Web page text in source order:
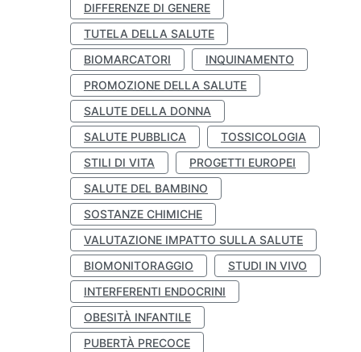
DIFFERENZE DI GENERE
TUTELA DELLA SALUTE
BIOMARCATORI
INQUINAMENTO
PROMOZIONE DELLA SALUTE
SALUTE DELLA DONNA
SALUTE PUBBLICA
TOSSICOLOGIA
STILI DI VITA
PROGETTI EUROPEI
SALUTE DEL BAMBINO
SOSTANZE CHIMICHE
VALUTAZIONE IMPATTO SULLA SALUTE
BIOMONITORAGGIO
STUDI IN VIVO
INTERFERENTI ENDOCRINI
OBESITÀ INFANTILE
PUBERTÀ PRECOCE